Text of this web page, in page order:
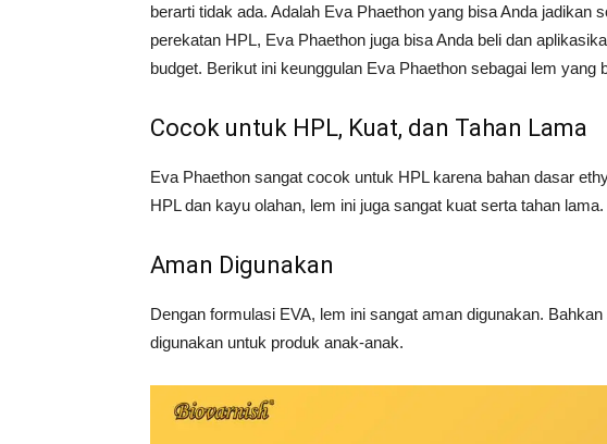
berarti tidak ada. Adalah Eva Phaethon yang bisa Anda jadikan
perekatan HPL, Eva Phaethon juga bisa Anda beli dan
budget. Berikut ini keunggulan Eva Phaethon sebagai lem yang
Cocok untuk HPL, Kuat, dan Tahan Lama
Eva Phaethon sangat cocok untuk HPL karena bahan dasar
HPL dan kayu olahan, lem ini juga sangat kuat serta tahan lama.
Aman Digunakan
Dengan formulasi EVA, lem ini sangat aman digunakan.
digunakan untuk produk anak-anak.